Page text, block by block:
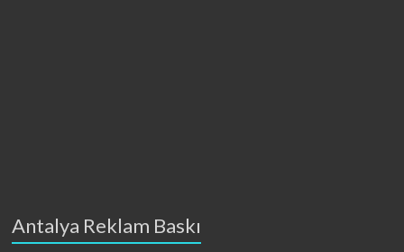
Antalya Reklam Baskı